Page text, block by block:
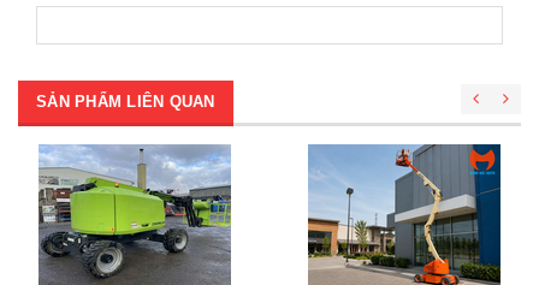
SẢN PHẨM LIÊN QUAN